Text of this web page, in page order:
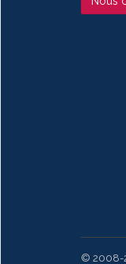
© 2008-